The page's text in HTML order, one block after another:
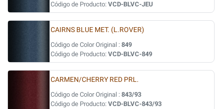
Código de Producto: VCD-BLVC-JEU
CAIRNS BLUE MET. (L.ROVER)
Código de Color Original : 849
Código de Producto: VCD-BLVC-849
CARMEN/CHERRY RED PRL.
Código de Color Original : 843/93
Código de Producto: VCD-BLVC-843/93